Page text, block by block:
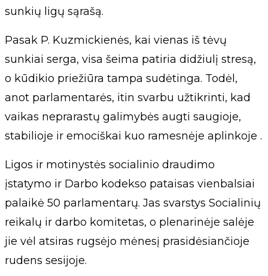
sunkių ligų sąrašą.
Pasak P. Kuzmickienės, kai vienas iš tėvų
sunkiai serga, visa šeima patiria didžiulį stresą,
o kūdikio priežiūra tampa sudėtinga. Todėl,
anot parlamentarės, itin svarbu užtikrinti, kad
vaikas neprarastų galimybės augti saugioje,
stabilioje ir emociškai kuo ramesnėje aplinkoje .
Ligos ir motinystės socialinio draudimo
įstatymo ir Darbo kodekso pataisas vienbalsiai
palaikė 50 parlamentarų. Jas svarstys Socialinių
reikalų ir darbo komitetas, o plenarinėje salėje
jie vėl atsiras rugsėjo mėnesį prasidėsiančioje
rudens sesijoje.